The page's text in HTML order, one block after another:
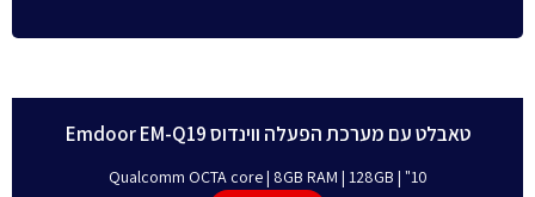
טאבלט עם מערכת הפעלה ווינדוס Emdoor EM-Q19
10" | Qualcomm OCTA core | 8GB RAM | 128GB